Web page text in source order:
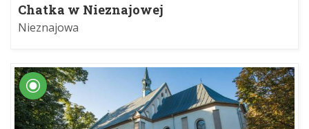
Chatka w Nieznajowej
Nieznajowa